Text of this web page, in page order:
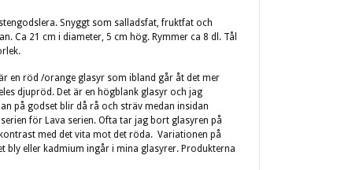
Snyggt som salladsfat, fruktfat och
Ca 21 cm i diameter, 5 cm hög. Rymmer ca 8 dl. Tål
en röd /orange glasyr som ibland går åt det mer
djupröd. Det är en högblank glasyr och jag
på godset blir då rå och sträv medan insidan
för Lava serien. Ofta tar jag bort glasyren på
med det vita mot det röda. Variationen på
bly eller kadmium ingår i mina glasyrer. Produkterna